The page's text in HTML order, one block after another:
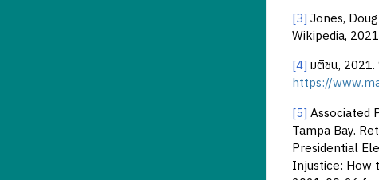
[3] Jones,
Wikipedia,
[4] มติชน, 2021.
https://
[5] Associated
Tampa Bay.
Presidential
Injustice: How